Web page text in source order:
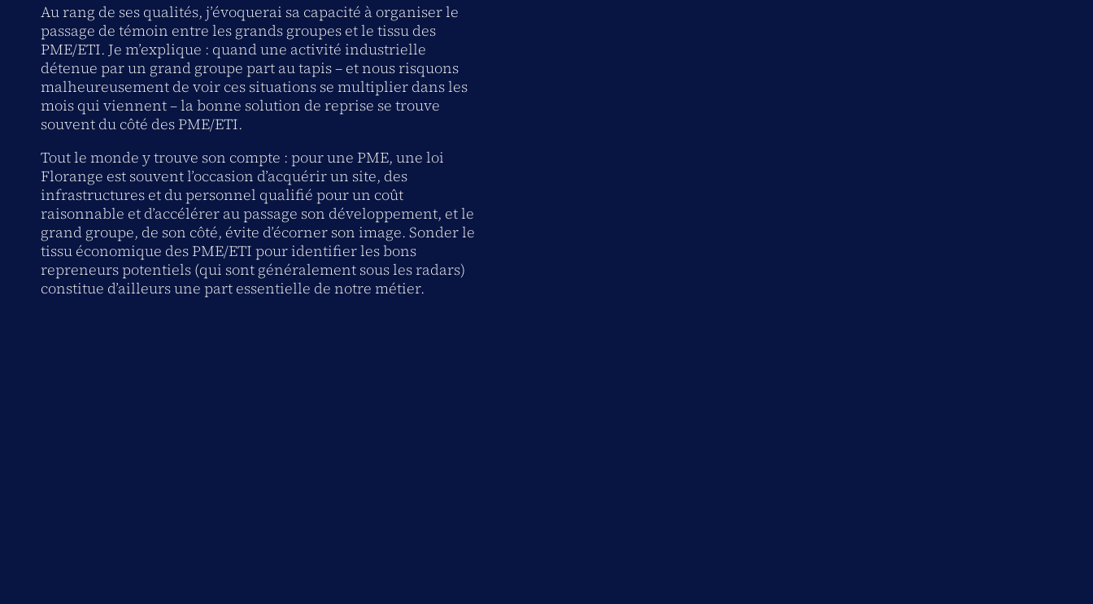
Au rang de ses qualités, j’évoquerai sa capacité à organiser le
passage de témoin entre les grands groupes et le tissu des
PME/ETI. Je m’explique : quand une activité industrielle
détenue par un grand groupe part au tapis – et nous risquons
malheureusement de voir ces situations se multiplier dans les
mois qui viennent – la bonne solution de reprise se trouve
souvent du côté des PME/ETI.
Tout le monde y trouve son compte : pour une PME, une loi
Florange est souvent l’occasion d’acquérir un site, des
infrastructures et du personnel qualifié pour un coût
raisonnable et d’accélérer au passage son développement, et le
grand groupe, de son côté, évite d’écorner son image. Sonder le
tissu économique des PME/ETI pour identifier les bons
repreneurs potentiels (qui sont généralement sous les radars)
constitue d’ailleurs une part essentielle de notre métier.